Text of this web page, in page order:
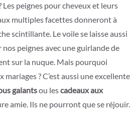
Les peignes pour cheveux et leurs
multiples facettes donneront à
scintillante. Le voile se laisse aussi
peignes avec une guirlande de
sur la nuque. Mais pourquoi
mariages ? C’est aussi une excellente
galantsou lescadeaux aux
amie. Ils ne pourront que se réjouir.